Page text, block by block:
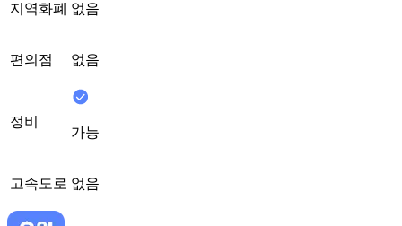
지역화폐 없음
편의점 없음
정비
가능
고속도로 없음